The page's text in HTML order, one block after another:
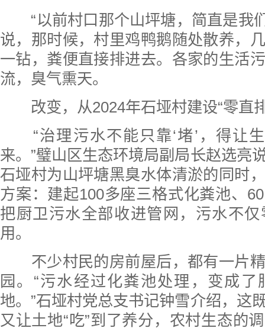
“以前村口那个山坪塘，简直是我们
说，那时候，村里鸡鸭鹅随处散养，
一钻，粪便直接排进去。各家的生活
流，臭气熏天。
改变，从2024年石垭村建设“零直
“治理污水不能只靠‘堵’，得让生
来。”璧山区生态环境局副局长赵选亮
石垭村为山坪塘黑臭水体清淤的同时
方案：建起100多座三格式化粪池、
把厨卫污水全部收进管网，污水不
用。
不少村民的房前屋后，都有一片精
园。“污水经过化粪池处理，变成了
地。”石垭村党总支书记钟雪介绍，这
又让土地“吃”到了养分，农村生态的